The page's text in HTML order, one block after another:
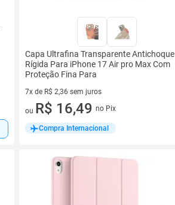
Capa Ultrafina Transparente Antichoque
Rígida Para iPhone 17 Air pro Max Com
Proteção Fina Para
7x de R$ 2,36 sem juros
7 vez de R$ 2,36 sem juros
ou R$ 16,49 no Pix
Compra Internacional